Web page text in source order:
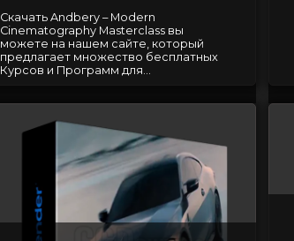
Скачать Andbery – Modern
Cinematography Masterclass вы
можете на нашем сайте, который
предлагает множество бесплатных
Курсов и Программ для...